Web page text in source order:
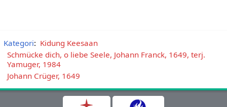
Kategori: Kidung Keesaan
Schmücke dich, o liebe Seele, Johann Franck, 1649, terj.
Yamuger, 1984
Johann Crüger, 1649